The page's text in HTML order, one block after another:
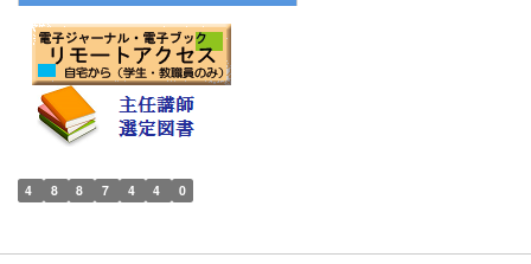
4 8 8 7 4 4 0